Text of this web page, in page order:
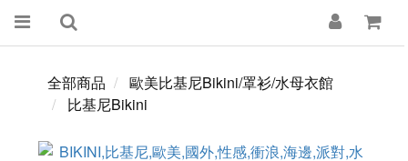
全部商品
歐美比基尼Bikini/罩衫/水母衣館
比基尼Bikini